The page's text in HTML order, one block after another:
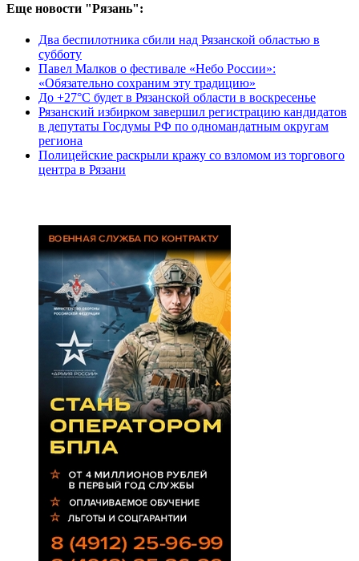
Еще новости "Рязань":
Два беспилотника сбили над Рязанской областью в
субботу
Павел Малков о фестивале «Небо России»:
«Обязательно сохраним эту традицию»
До +27°С будет в Рязанской области в воскресенье
Рязанский избирком завершил регистрацию кандидатов
в депутаты Госдумы РФ по одномандатным округам
региона
Полицейские раскрыли кражу со взломом из торгового
центра в Рязани